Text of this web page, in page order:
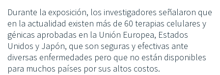
Durante la exposición, los investigadores señalaron que
en la actualidad existen más de 60 terapias celulares y
génicas aprobadas en la Unión Europea, Estados
Unidos y Japón, que son seguras y efectivas ante
diversas enfermedades pero que no están disponibles
para muchos países por sus altos costos.